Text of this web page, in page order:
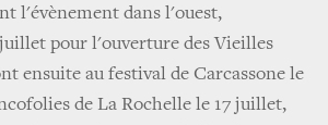
l'évènement dans l'ouest,
pour l'ouverture des Vieilles
ensuite au festival de Carcassone le
de La Rochelle le 17 juillet,